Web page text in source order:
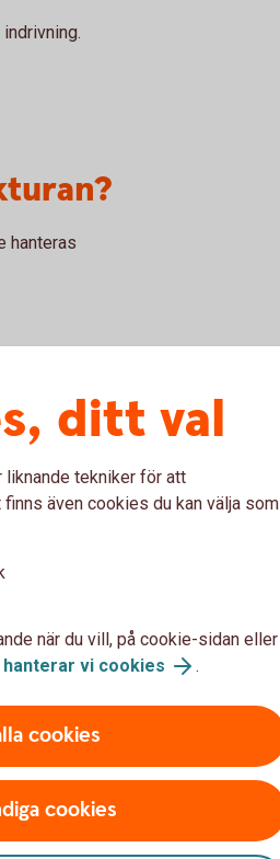
hanteras
betalningar
ditt val
liknande tekniker för att
även cookies du kan välja som
när du vill, på cookie-sidan eller
hanterar vi cookies .
cookies
cookies